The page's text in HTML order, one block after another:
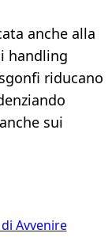
anche alla
handling
riducano
sui
Avvenire